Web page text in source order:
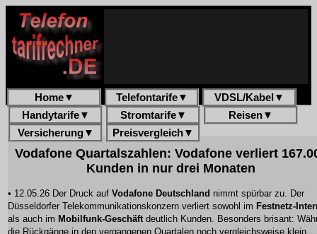
Home▼ Telefontarife▼ VDSL/Kabel ▼
Handytarife▼ Stromtarife▼ Reisen▼
Versicherung▼ Preisvergleich▼
Vodafone Quartalszahlen: Vodafone verliert
Kunden in nur drei Monaten
• 12.05.26 Der Druck auf Vodafone Deutschland nimmt spürbar zu. Der
Düsseldorfer Telekommunikationskonzern verliert sowohl im Festnetz-
als auch im Mobilfunk-Geschäftdeutlich Kunden. Besonders brisant:
die Rückgänge in den vergangenen Quartalen noch vergleichsweise klein